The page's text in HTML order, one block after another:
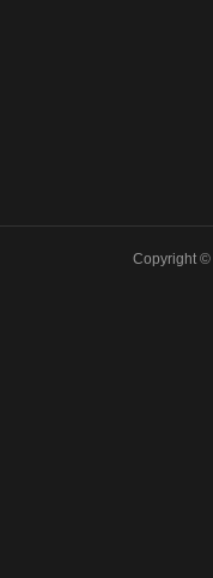
Copyright ©